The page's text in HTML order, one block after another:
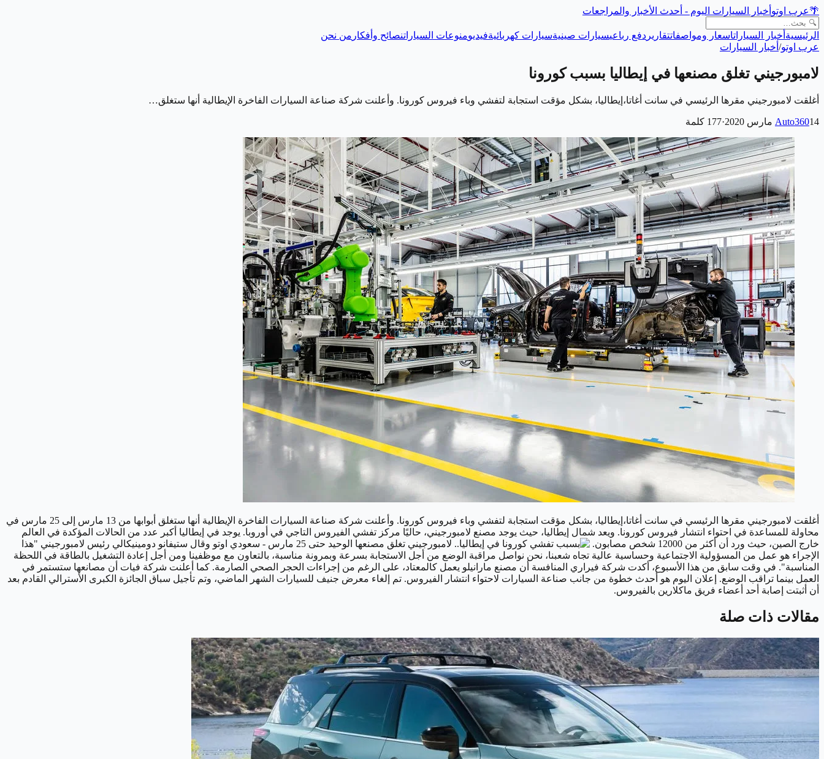
🌴عرب اوتو أخبار السيارات اليوم - أحدث الأخبار والمراجعات
الرئيسية أخبار السياراتاسعار ومواصفاتتقارير دفع رباعيسيارات صينيةسيارات كهربائيةفيديومنوعات السياراتنصائح وأفكار من نحن
عرب اوتو/ أخبار السيارات
لامبورجيني تغلق مصنعها في إيطاليا بسبب كورونا
أغلقت لامبورجيني مقرها الرئيسي في سانت أغاتا،إيطاليا، بشكل مؤقت استجابة لتفشي وباء فيروس كورونا. وأعلنت شركة صناعة السيارات الفاخرة الإيطالية أنها ستغلق…
Auto36014 مارس 2020 ·
177 كلمة
أغلقت لامبورجيني مقرها الرئيسي في سانت أغاتا،إيطاليا، بشكل مؤقت استجابة لتفشي وباء فيروس كورونا. وأعلنت شركة صناعة السيارات الفاخرة الإيطالية أنها ستغلق أبوابها من 13 مارس إلى 25 مارس في
محاولة للمساعدة في احتواء انتشار فيروس كورونا. ويعد شمال إيطاليا، حيث يوجد مصنع لامبورجيني، حاليًا مركز تفشي الفيروس التاجي في أوروبا. يوجد في إيطاليا أكبر عدد من الحالات المؤكدة في العالم
خارج الصين، حيث ورد أن أكثر من 12000 شخص مصابون.
وقال ستيفانو دومينيكالي رئيس لامبورجيني "هذا
الإجراء هو عمل من المسؤولية الاجتماعية وحساسية عالية تجاه شعبنا، نحن نواصل مراقبة الوضع من أجل الاستجابة بسرعة وبمرونة مناسبة، بالتعاون مع موظفينا ومن أجل إعادة التشغيل بالطاقة في اللحظة
المناسبة". في وقت سابق من هذا الأسبوع، أكدت شركة فيراري المنافسة أن مصنع مارانيلو يعمل كالمعتاد، على الرغم من إجراءات الحجر الصحي الصارمة. كما أعلنت شركة فيات أن مصانعها ستستمر في
العمل بينما تراقب الوضع. إعلان اليوم هو أحدث خطوة من جانب صناعة السيارات لاحتواء انتشار الفيروس. تم إلغاء معرض جنيف للسيارات الشهر الماضي، وتم تأجيل سباق الجائزة الكبرى الأسترالي القادم بعد
أن أثبتت إصابة أحد أعضاء فريق ماكلارين بالفيروس.
مقالات ذات صلة